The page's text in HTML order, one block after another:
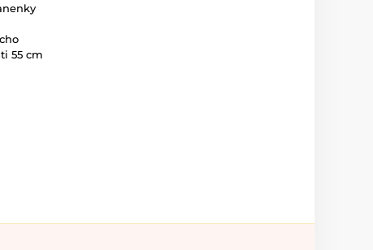
55 cm